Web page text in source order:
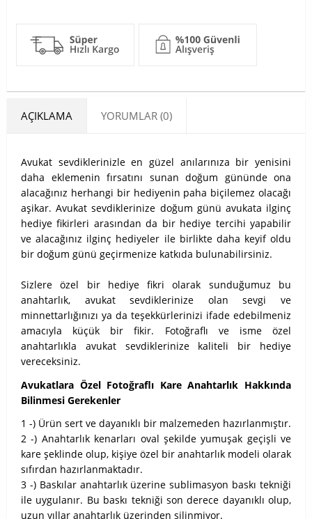
AÇIKLAMA YORUMLAR (0)
Avukat sevdiklerinizle en güzel anılarınıza bir yenisini
daha eklemenin fırsatını sunan doğum gününde ona
alacağınız herhangi bir hediyenin paha biçilemez olacağı
aşikar. Avukat sevdiklerinize doğum günü avukata ilginç
hediye fikirleri arasından da bir hediye tercihi yapabilir
ve alacağınız ilginç hediyeler ile birlikte daha keyif oldu
bir doğum günü geçirmenize katkıda bulunabilirsiniz.
Sizlere özel bir hediye fikri olarak sunduğumuz bu
anahtarlık, avukat sevdiklerinize olan sevgi ve
minnettarlığınızı ya da teşekkürlerinizi ifade edebilmeniz
amacıyla küçük bir fikir. Fotoğraflı ve isme özel
anahtarlıkla avukat sevdiklerinize kaliteli bir hediye
vereceksiniz.
Avukatlara Özel Fotoğraflı Kare Anahtarlık Hakkında
Bilinmesi Gerekenler
1 -) Ürün sert ve dayanıklı bir malzemeden hazırlanmıştır.
2 -) Anahtarlık kenarları oval şekilde yumuşak geçişli ve
kare şeklinde olup, kişiye özel bir anahtarlık modeli olarak
sıfırdan hazırlanmaktadır.
3 -) Baskılar anahtarlık üzerine sublimasyon baskı tekniği
ile uygulanır. Bu baskı tekniği son derece dayanıklı olup,
uzun yıllar anahtarlık üzerinden silinmiyor.